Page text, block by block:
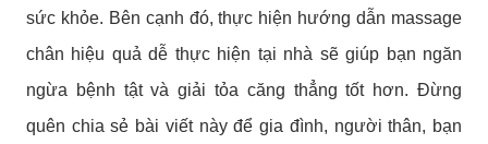
sức khỏe. Bên cạnh đó, thực hiện hướng dẫn massage
chân hiệu quả dễ thực hiện tại nhà sẽ giúp bạn ngăn
ngừa bệnh tật và giải tỏa căng thẳng tốt hơn. Đừng
quên chia sẻ bài viết này để gia đình, người thân, bạn